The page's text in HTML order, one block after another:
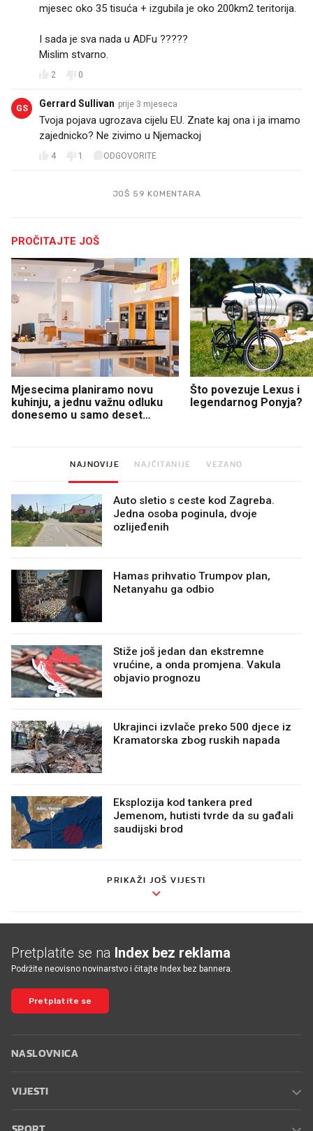
mjesec oko 35 tisuća + izgubila je oko 200km2 teritorija.
I sada je sva nada u ADFu ?????
Mislim stvarno.
2 0
GS Gerrard Sullivan prije 3 mjeseca
Tvoja pojava ugrozava cijelu EU. Znate kaj ona i ja imamo
zajednicko? Ne zivimo u Njemackoj
4 1 ODGOVORITE
JOŠ 59 KOMENTARA
PROČITAJTE JOŠ
Mjesecima planiramo novu
kuhinju, a jednu važnu odluku
donesemo u samo deset
Što povezuje Lexus i
legendarnog Ponyja?
NAJNOVIJE NAJČITANIJE VEZANO
Auto sletio s ceste kod Zagreba.
Jedna osoba poginula, dvoje
ozlijeđenih
Hamas prihvatio Trumpov plan,
Netanyahu ga odbio
Stiže još jedan dan ekstremne
vrućine, a onda promjena. Vakula
objavio prognozu
Ukrajinci izvlače preko 500 djece iz
Kramatorska zbog ruskih napada
Eksplozija kod tankera pred
Jemenom, hutisti tvrde da su gađali
saudijski brod
PRIKAŽI JOŠ VIJESTI
Pretplatite se na Index bez reklama
Podržite neovisno novinarstvo i čitajte Index bez bannera.
Pretplatite se
NASLOVNICA
VIJESTI